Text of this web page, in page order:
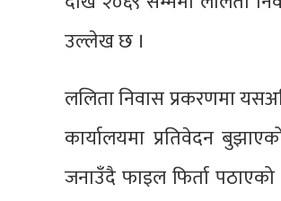
उल्लेख छ ।
ललिता निवास प्रकरणमा
कार्यालयमा प्रतिवेदन
जनाउँदै फाइल फिर्ता